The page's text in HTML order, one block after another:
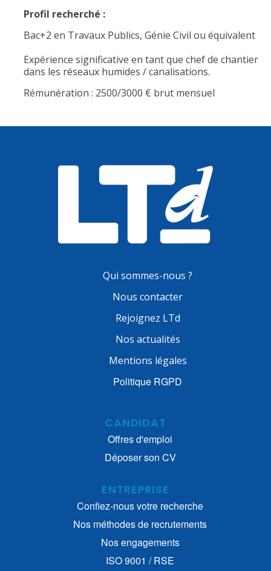
Profil recherché :
Bac+2 en Travaux Publics, Génie Civil ou équivalent
Expérience significative en tant que chef de chantier
dans les réseaux humides / canalisations.
Rémunération : 2500/3000 € brut mensuel
Qui sommes-nous ?
Nous contacter
Rejoignez LTd
Nos actualités
Mentions légales
Politique RGPD
CANDIDAT
Offres d'emploi
Déposer son CV
ENTREPRISE
Confiez-nous votre recherche
Nos méthodes de recrutements
Nos engagements
ISO 9001 / RSE